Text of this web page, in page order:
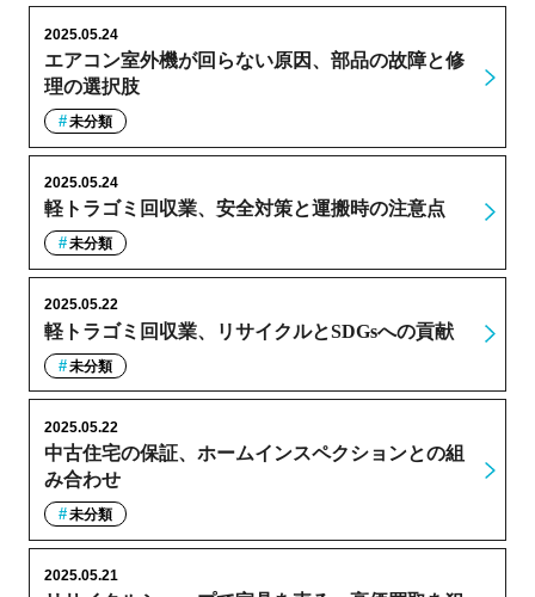
エアコン室外機が回らない原因、部品の故障と修
理の選択肢
2025.05.24
未分類
軽トラゴミ回収業、安全対策と運搬時の注意点
2025.05.24
未分類
軽トラゴミ回収業、リサイクルとSDGsへの貢献
2025.05.22
未分類
中古住宅の保証、ホームインスペクションとの組
み合わせ
2025.05.22
未分類
2025.05.21